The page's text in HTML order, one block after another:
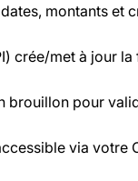
montants et
crée/met à jour
pour
via votre